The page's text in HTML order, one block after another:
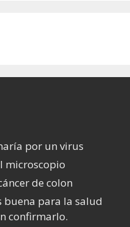
por un virus
microscopio
de colon
buena para la salud
confirmarlo.